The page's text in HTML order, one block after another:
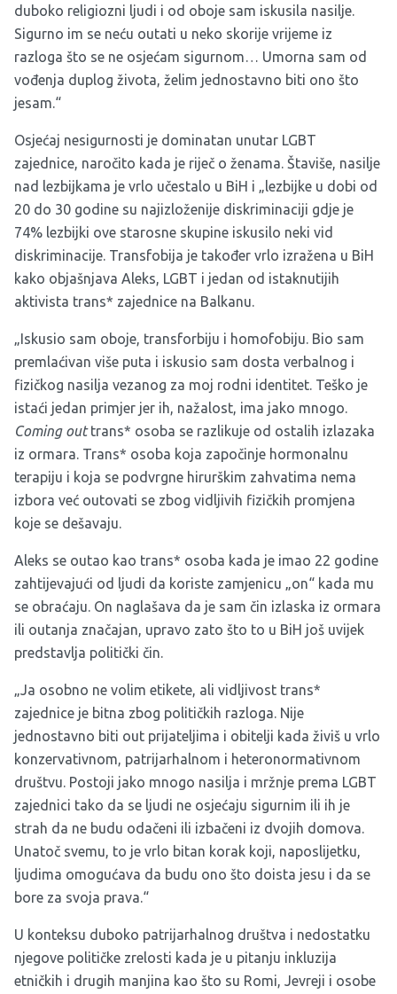
duboko religiozni ljudi i od oboje sam iskusila nasilje.
Sigurno im se neću outati u neko skorije vrijeme iz
razloga što se ne osjećam sigurnom… Umorna sam od
vođenja duplog života, želim jednostavno biti ono što
jesam.“
Osjećaj nesigurnosti je dominatan unutar LGBT
zajednice, naročito kada je riječ o ženama. Štaviše, nasilje
nad lezbijkama je vrlo učestalo u BiH i „lezbijke u dobi od
20 do 30 godine su najizloženije diskriminaciji gdje je
74% lezbijki ove starosne skupine iskusilo neki vid
diskriminacije. Transfobija je također vrlo izražena u BiH
kako objašnjava Aleks, LGBT i jedan od istaknutijih
aktivista trans* zajednice na Balkanu.
„Iskusio sam oboje, transforbiju i homofobiju. Bio sam
premlaćivan više puta i iskusio sam dosta verbalnog i
fizičkog nasilja vezanog za moj rodni identitet. Teško je
istaći jedan primjer jer ih, nažalost, ima jako mnogo.
Coming outtrans* osoba se razlikuje od ostalih izlazaka
iz ormara. Trans* osoba koja započinje hormonalnu
terapiju i koja se podvrgne hirurškim zahvatima nema
izbora već outovati se zbog vidljivih fizičkih promjena
koje se dešavaju.
Aleks se outao kao trans* osoba kada je imao 22 godine
zahtijevajući od ljudi da koriste zamjenicu „on“ kada mu
se obraćaju. On naglašava da je sam čin izlaska iz ormara
ili outanja značajan, upravo zato što to u BiH još uvijek
predstavlja politički čin.
„Ja osobno ne volim etikete, ali vidljivost trans*
zajednice je bitna zbog političkih razloga. Nije
jednostavno biti out prijateljima i obitelji kada živiš u vrlo
konzervativnom, patrijarhalnom i heteronormativnom
društvu. Postoji jako mnogo nasilja i mržnje prema LGBT
zajednici tako da se ljudi ne osjećaju sigurnim ili ih je
strah da ne budu odačeni ili izbačeni iz dvojih domova.
Unatoč svemu, to je vrlo bitan korak koji, naposlijetku,
ljudima omogućava da budu ono što doista jesu i da se
bore za svoja prava.“
U konteksu duboko patrijarhalnog društva i nedostatku
njegove političke zrelosti kada je u pitanju inkluzija
etničkih i drugih manjina kao što su Romi, Jevreji i osobe